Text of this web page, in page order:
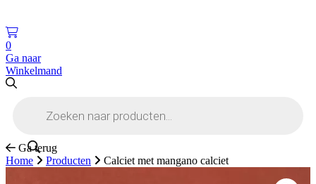
0
Ga naar
Winkelmand
Ga terug
Home
Producten Calciet met mangano calciet